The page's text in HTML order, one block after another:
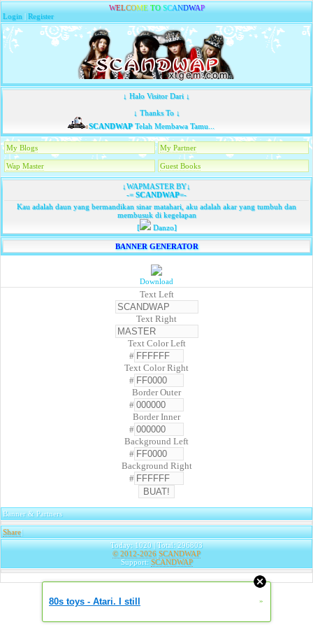
WELCOME TO SCANDWAP
Login |Register
↓ Halo Visitor Dari ↓
↓ Thanks To ↓
SCANDWAPTelah Membawa Tamu...
My Blogs My Partner
Wap Master Guest Books
↓WAPMASTER BY↓
-=SCANDWAP=-
Kau adalah daun yang bermandikan sinar matahari, aku adalah akar yang tumbuh dan
membusuk di kegelapan
[
Danzo]
BANNER GENERATOR
Download
Text Left
Text Right
Text Color Left
#
Text Color Right
#
Border Outer
#
Border Inner
#
Background Left
#
Background Right
#
Banner & Partners
Share|
Today: 1020 | Total: 296803
© 2012-2026 SCANDWAP
Support: SCANDWAP
80s toys - Atari. I still »